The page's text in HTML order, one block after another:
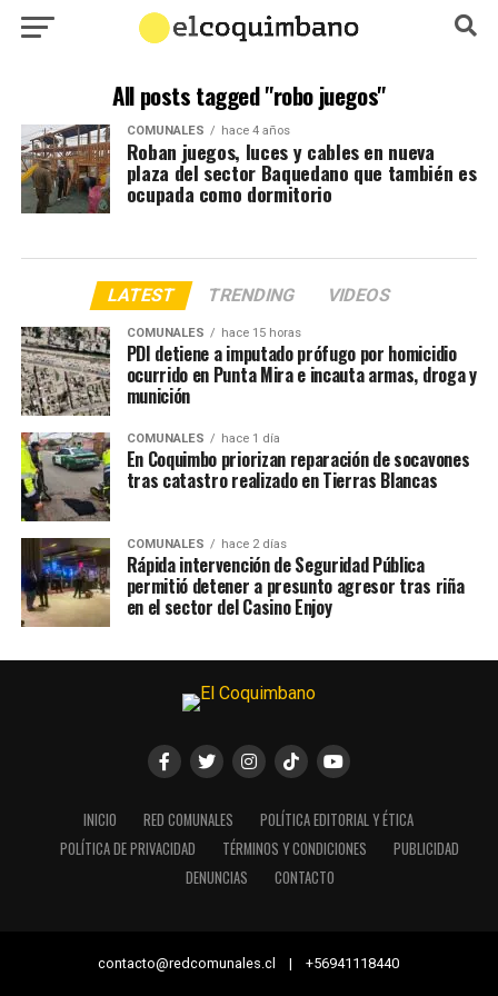
All posts tagged "robo juegos"
COMUNALES hace 4 años
Roban juegos, luces y cables en nueva
plaza del sector Baquedano que también es
ocupada como dormitorio
LATEST TRENDING VIDEOS
COMUNALES hace 15 horas
PDI detiene a imputado prófugo por homicidio
ocurrido en Punta Mira e incauta armas, droga y
munición
COMUNALES hace 1 día
En Coquimbo priorizan reparación de socavones
tras catastro realizado en Tierras Blancas
COMUNALES hace 2 días
Rápida intervención de Seguridad Pública
permitió detener a presunto agresor tras riña
en el sector del Casino Enjoy
INICIO RED COMUNALES
POLÍTICA EDITORIAL Y ÉTICA
POLÍTICA DE PRIVACIDAD
TÉRMINOS Y CONDICIONES
PUBLICIDAD
DENUNCIAS
CONTACTO
contacto@redcomunales.cl | +56941118440